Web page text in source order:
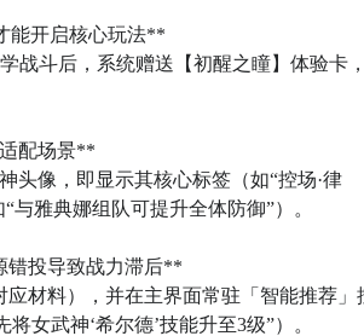
费获得海量代金券、成长礼包，当实力
女神，也有吟唱卢恩符文、驾驭英灵战
具备的能力也不同。
这款游戏的玩法特点和游戏剧情介绍 。
空中，邂逅并培养来自不同神话谱系的
灵战车的北欧女武神，通过沉浸式的剧
在充满策略深度的回合对战中率领你的
女神们互动共鸣、修复神话遗物、经营
能开启核心玩法**
战斗后，系统赠送【初醒之瞳】体验卡
配场景**
像，即显示其核心标签（如“控场·律
雅典娜组队可提升全体防御”）。
错投导致战力滞后**
材料），并在主界面常驻「智能推荐」
女武神‘希尔德’技能升至3级”）。